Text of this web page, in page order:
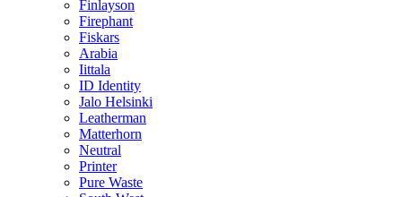
Finlayson
Firephant
Fiskars
Arabia
Iittala
ID Identity
Jalo Helsinki
Leatherman
Matterhorn
Neutral
Printer
Pure Waste